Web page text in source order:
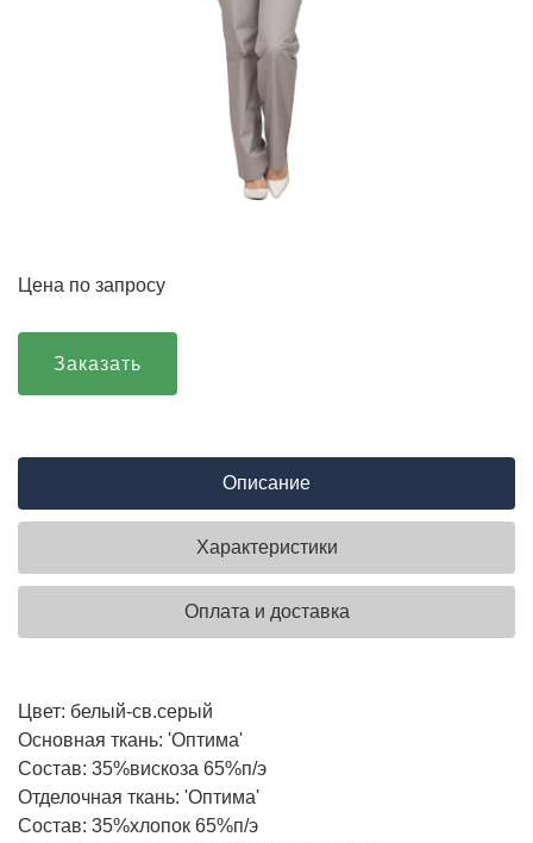
Цена по запросу
Заказать
Описание
Характеристики
Оплата и доставка
Цвет: белый-св.серый
Основная ткань: 'Оптима'
Состав: 35%вискоза 65%п/э
Отделочная ткань: 'Оптима'
Состав: 35%хлопок 65%п/э